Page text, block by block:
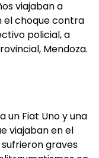
viajaban a
el choque contra
policial, a
Mendoza.
un Fiat Uno y una
viajaban en el
graves